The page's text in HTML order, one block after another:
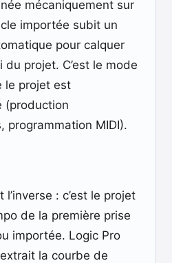
mécaniquement sur
importée subit un
pour calquer
projet. C’est le mode
le projet est
(production
programmation MIDI).
l’inverse : c’est le projet
de la première prise
importée. Logic Pro
la courbe de